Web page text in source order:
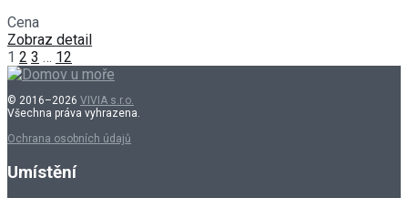
Cena
Zobraz detail
1 2 3 … 12
© 2016–2026 VIVIA s.r.o.
Všechna práva vyhrazena.
Ochrana osobních údajů
Umístění